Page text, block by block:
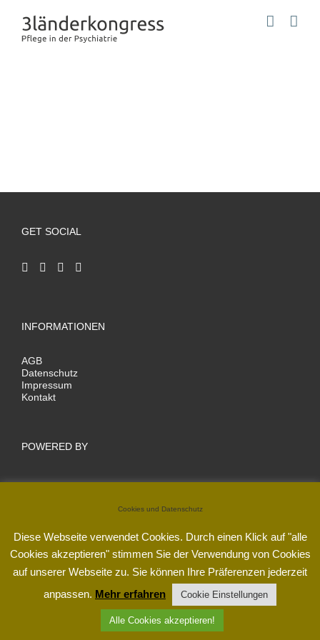
Inhalt
springen
GET SOCIAL
INFORMATIONEN
AGB
Datenschutz
Impressum
Kontakt
POWERED BY
Cookies und Datenschutz
Diese Webseite verwendet Cookies. Durch einen Klick auf "alle
Cookies akzeptieren" stimmen Sie der Verwendung von Cookies
auf unserer Webseite zu. Sie können Ihre Präferenzen jederzeit
anpassen. Mehr erfahren Cookie Einstellungen
Alle Cookies akzeptieren!